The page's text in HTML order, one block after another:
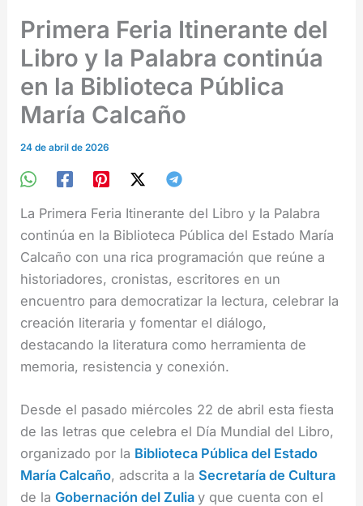
Primera Feria Itinerante del
Libro y la Palabra continúa
en la Biblioteca Pública
María Calcaño
24 de abril de 2026
La Primera Feria Itinerante del Libro y la Palabra
continúa en la Biblioteca Pública del Estado María
Calcaño con una rica programación que reúne a
historiadores, cronistas, escritores en un
encuentro para democratizar la lectura, celebrar la
creación literaria y fomentar el diálogo,
destacando la literatura como herramienta de
memoria, resistencia y conexión.
Desde el pasado miércoles 22 de abril esta fiesta
de las letras que celebra el Día Mundial del Libro,
organizado por la Biblioteca Pública del Estado
María Calcaño, adscrita a la Secretaría de Cultura
de laGobernación del Zulia y que cuenta con el